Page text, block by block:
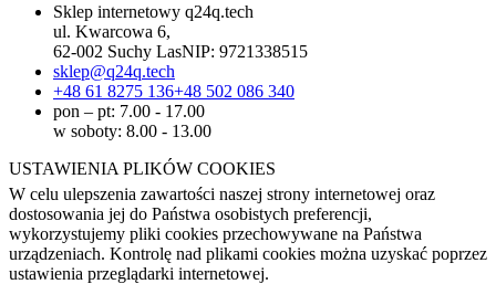
Sklep internetowy q24q.tech
ul. Kwarcowa 6,
62-002 Suchy LasNIP: 9721338515
sklep@q24q.tech
+48 61 8275 136+48 502 086 340
pon – pt: 7.00 - 17.00
w soboty: 8.00 - 13.00
USTAWIENIA PLIKÓW COOKIES
W celu ulepszenia zawartości naszej strony internetowej oraz
dostosowania jej do Państwa osobistych preferencji,
wykorzystujemy pliki cookies przechowywane na Państwa
urządzeniach. Kontrolę nad plikami cookies można uzyskać poprzez
ustawienia przeglądarki internetowej.